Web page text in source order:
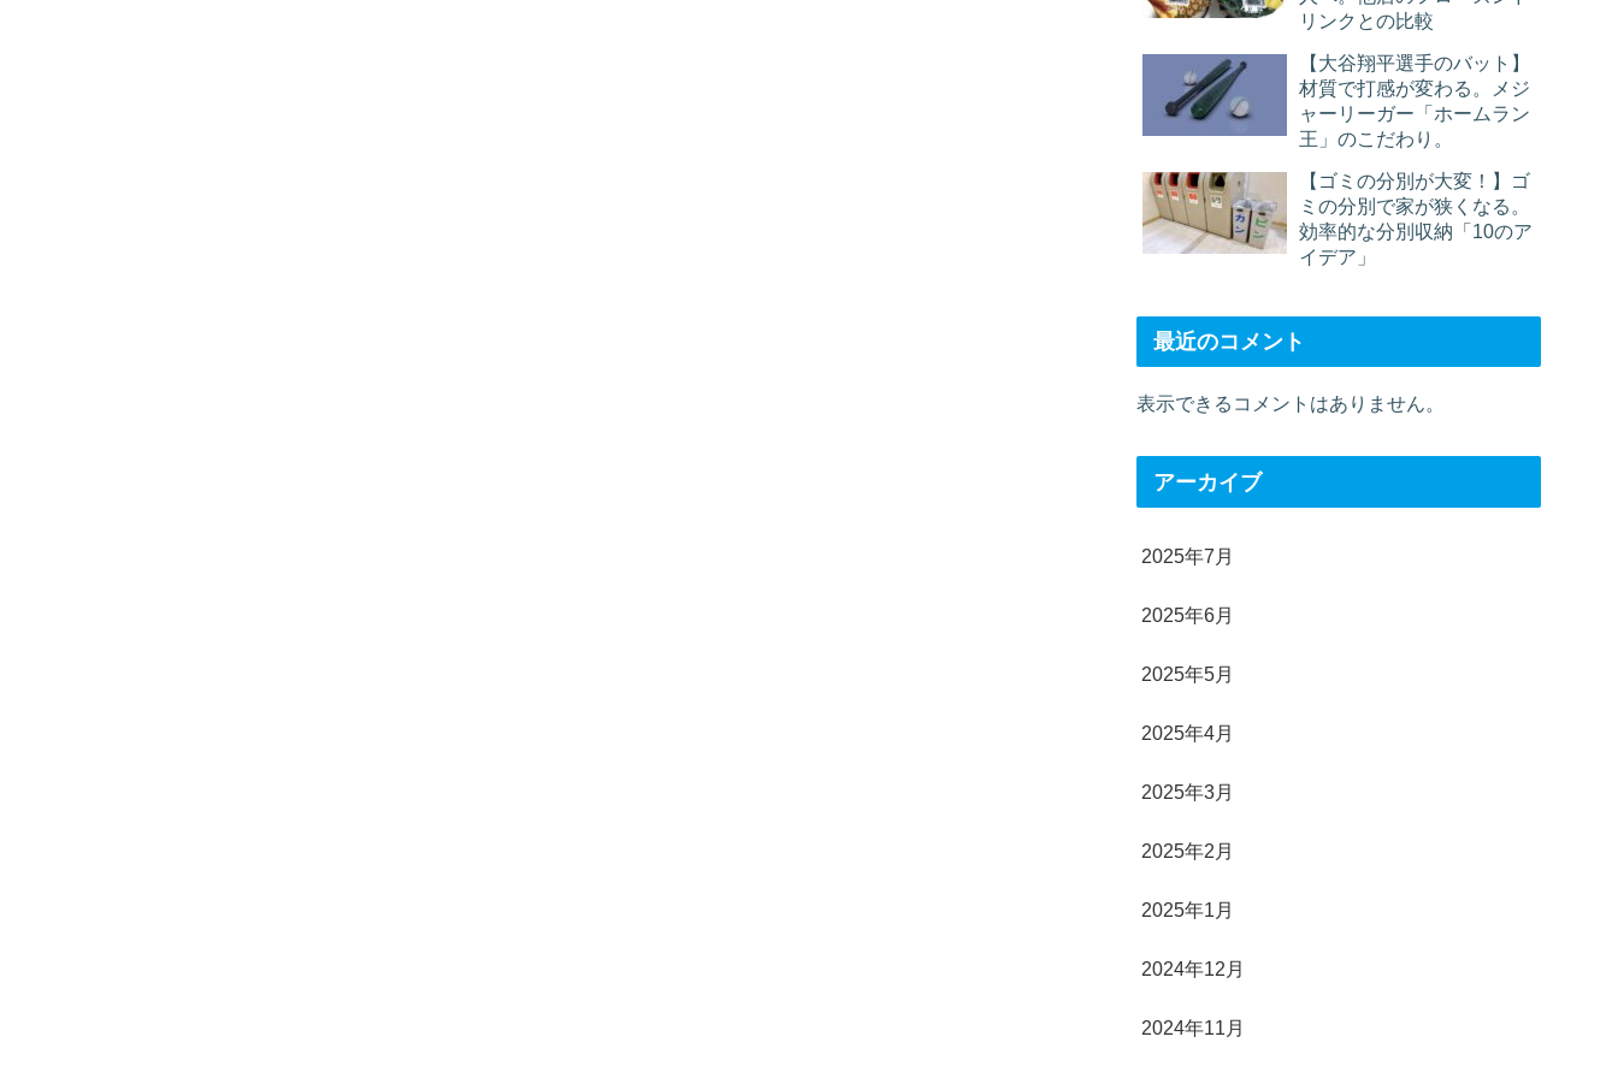
リンクとの比較
【大谷翔平選手のバット】
材質で打感が変わる。メジ
ャーリーガー「ホームラン
王」のこだわり。
【ゴミの分別が大変！】ゴ
ミの分別で家が狭くなる。
効率的な分別収納「10のア
イデア」
最近のコメント
表示できるコメントはありません。
アーカイブ
2025年7月
2025年6月
2025年5月
2025年4月
2025年3月
2025年2月
2025年1月
2024年12月
2024年11月